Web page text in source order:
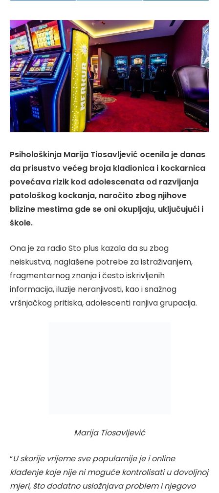
Psihološkinja Marija Tiosavljević ocenila je danas
da prisustvo većeg broja kladionica i kockarnica
povećava rizik kod adolescenata od razvijanja
patološkog kockanja, naročito zbog njihove
blizine mestima gde se oni okupljaju, uključujući i
škole.
Ona je za radio Sto plus kazala da su zbog
neiskustva, naglašene potrebe za istraživanjem,
fragmentarnog znanja i često iskrivljenih
informacija, iluzije neranjivosti, kao i snažnog
vršnjačkog pritiska, adolescenti ranjiva grupacija.
Marija Tiosavljević
“U skorije vrijeme sve popularnije je i online
klađenje koje nije ni moguće kontrolisati u dovoljnoj
mjeri, što dodatno usložnjava problem i njegovo